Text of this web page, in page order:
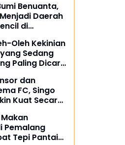
Benuanta,
Daerah
di
Oleh Kekinian
Sedang
Paling Dicari
dan
FC, Singo
Kuat Secara
League
Pemalang
Tepi Pantai